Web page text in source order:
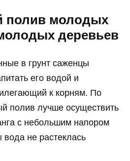
полив молодых
деревьев
в грунт саженцы
его водой и
к корням. По
полив лучше осуществить
с небольшим напором
вода не растеклась